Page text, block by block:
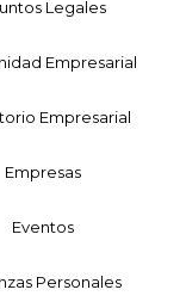
Legales
Empresarial
Empresarial
Empresas
Eventos
Personales